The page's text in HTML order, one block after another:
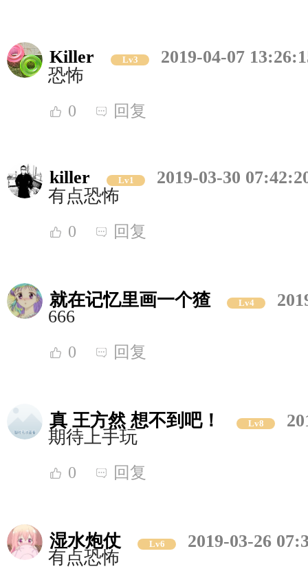
Killer Lv3
2019-04-07
恐怖
0 回复
killer Lv1
2019-03-30
有点恐怖
0 回复
就在记忆里画一个猹 Lv4
666
0 回复
真 王方然 想不到吧！ Lv8
期待上手玩
0 回复
湿水炮仗 Lv6
2019-03-26
有点恐怖